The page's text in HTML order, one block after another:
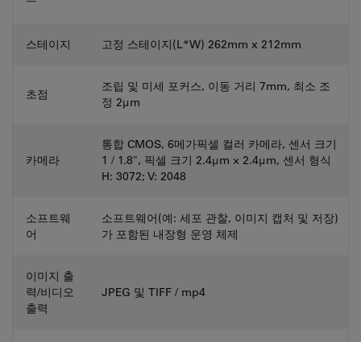
스테이지 고정 스테이지(L*W) 262mm x 212mm
초점
조립 및 미세 포커스, 이동 거리 7mm, 최소 조
정 2μm
카메라
통합 CMOS, 6메가픽셀 컬러 카메라, 센서 크기
1 / 1.8", 픽셀 크기 2.4μm × 2.4μm, 센서 형식
H: 3072; V: 2048
소프트웨
어
소프트웨어(예: 세포 관찰, 이미지 캡처 및 저장)
가 포함된 내장형 운영 체제
이미지 출
력/비디오
출력
JPEG 및 TIFF / mp4